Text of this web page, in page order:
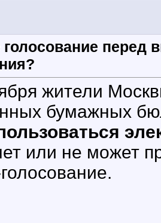
голосование
жители
бумажных
или не может